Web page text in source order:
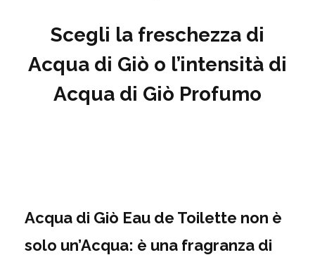
Scegli la freschezza di
Acqua di Giò o l’intensità di
Acqua di Giò Profumo
Acqua di Giò Eau de Toilette non è
solo un’Acqua: è una fragranza di